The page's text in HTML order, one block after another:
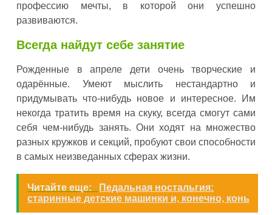
профессию мечты, в которой они успешно
развиваются.
Всегда найдут себе занятие
Рожденные в апреле дети очень творческие и
одарённые. Умеют мыслить нестандартно и
придумывать что-нибудь новое и интересное. Им
некогда тратить время на скуку, всегда смогут сами
себя чем-нибудь занять. Они ходят на множество
разных кружков и секций, пробуют свои способности
в самых неизведанных сферах жизни.
Читайте еще:
Педальная ностальгия:
старинные детские машинки и, конечно, конь